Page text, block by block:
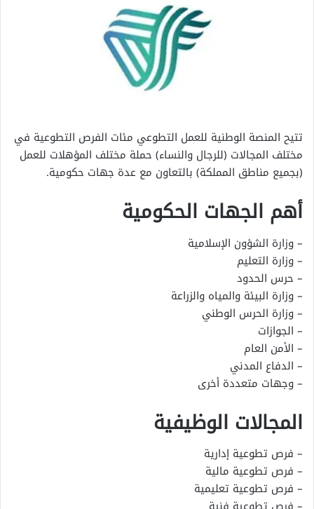
تتيح المنصة الوطنية للعمل التطوعي مئات الفرص التطوعية في
مختلف المجالات (للرجال والنساء) حملة مختلف المؤهلات للعمل
(بجميع مناطق المملكة) بالتعاون مع عدة جهات حكومية.
أهم الجهات الحكومية
– وزارة الشؤون الإسلامية
– وزارة التعليم
– حرس الحدود
– وزارة البيئة والمياه والزراعة
– وزارة الحرس الوطني
– الجوازات
– الأمن العام
– الدفاع المدني
– وجهات متعددة أخرى
المجالات الوظيفية
– فرص تطوعية إدارية
– فرص تطوعية مالية
– فرص تطوعية تعليمية